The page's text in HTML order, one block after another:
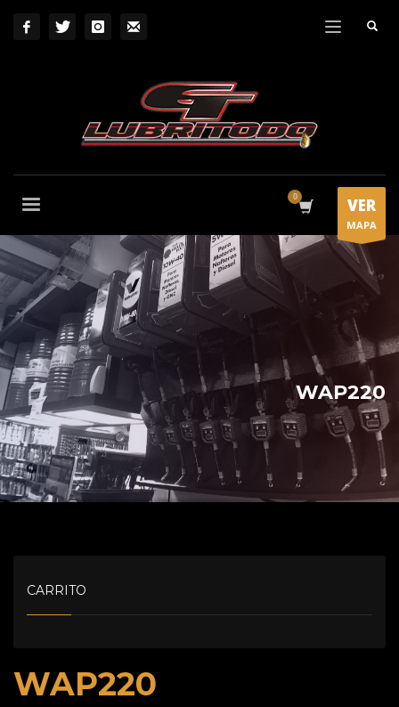
VER
MAPA
WAP220
WAP220
CARRITO